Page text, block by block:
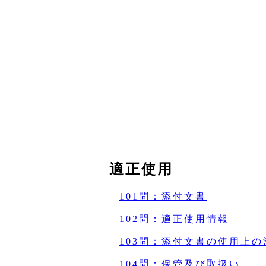
適正使用
101問：添付文書
102問：適正使用情報
103問：添付文書の使用上の